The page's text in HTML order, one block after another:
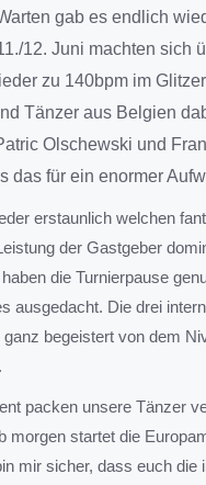
gab es endlich
12. Juni machten sich
zu 140bpm im
Tänzer aus Belgien
Olschewski und
das für ein enormer
erstaunlich welchen
der Gastgeber
die Turnierpause
ausgedacht. Die drei
begeistert von dem
packen unsere Tänzer
morgen startet die
mir sicher, dass euch die